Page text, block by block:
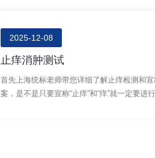
2025-12-08
止痒消肿测试
首先上海统标老师带您详细了解止痒检测和
案，是不是只要宣称“止痒”和“痒”就一定要进